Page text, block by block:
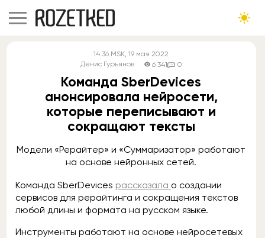
14:36 MSK, 19 мая 2022
Денис Гурьянов
6 341 0
Команда SberDevices
анонсировала нейросети,
которые переписывают и
сокращают тексты
Модели «Рерайтер» и «Суммаризатор» работают
на основе нейронных сетей.
Команда SberDevices рассказала о создании
сервисов для рерайтинга и сокращения текстов
любой длины и формата на русском языке.
Инструменты работают на основе нейросетевых